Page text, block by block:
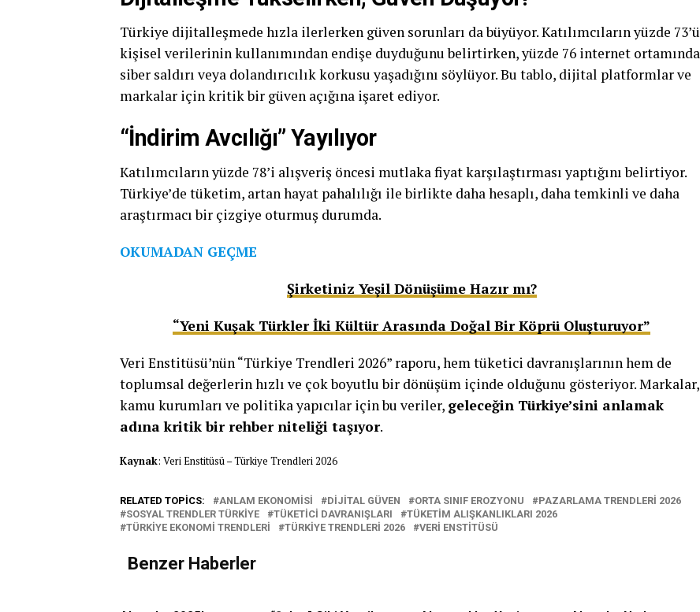
Türkiye dijitalleşmede hızla ilerlerken güven sorunları da büyüyor. Katılımcıların yüzde 73’ü
kişisel verilerinin kullanımından endişe duyduğunu belirtirken, yüzde 76 internet ortamında
siber saldırı veya dolandırıcılık korkusu yaşadığını söylüyor. Bu tablo, dijital platformlar ve
markalar için kritik bir güven açığına işaret ediyor.
“İndirim Avcılığı” Yayılıyor
Katılımcıların yüzde 78’i alışveriş öncesi mutlaka fiyat karşılaştırması yaptığını belirtiyor.
Türkiye’de tüketim, artan hayat pahalılığı ile birlikte daha hesaplı, daha temkinli ve daha
araştırmacı bir çizgiye oturmuş durumda.
OKUMADAN GEÇME
Şirketiniz Yeşil Dönüşüme Hazır mı?
“Yeni Kuşak Türkler İki Kültür Arasında Doğal Bir Köprü Oluşturuyor”
Veri Enstitüsü’nün “Türkiye Trendleri 2026” raporu, hem tüketici davranışlarının hem de
toplumsal değerlerin hızlı ve çok boyutlu bir dönüşüm içinde olduğunu gösteriyor. Markalar,
kamu kurumları ve politika yapıcılar için bu veriler, geleceğin Türkiye’sini anlamak
adına kritik bir rehber niteliği taşıyor.
Kaynak: Veri Enstitüsü – Türkiye Trendleri 2026
RELATED TOPICS: ANLAM EKONOMISI DIJITAL GÜVEN ORTA SINIF EROZYONU
PAZARLAMA TRENDLERI 2026
SOSYAL TRENDLER TÜRKIYE
TÜKETICI DAVRANIŞLARI
TÜKETIM ALIŞKANLIKLARI 2026
TÜRKIYE EKONOMI TRENDLERI
TÜRKIYE TRENDLERI 2026 VERI ENSTITÜSÜ
Benzer Haberler